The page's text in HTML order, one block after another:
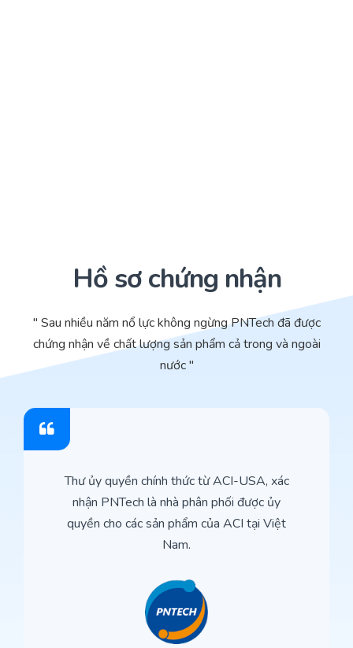
Hồ sơ chứng nhận
" Sau nhiều năm nổ lực không ngừng PNTech đã được
chứng nhận về chất lượng sản phẩm cả trong và ngoài
nước "
Thư ủy quyền chính thức từ ACI-USA, xác
nhận PNTech là nhà phân phối được ủy
quyền cho các sản phẩm của ACI tại Việt
Nam.